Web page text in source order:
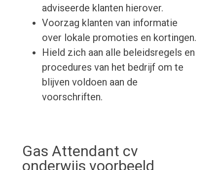
adviseerde klanten hierover.
Voorzag klanten van informatie
over lokale promoties en kortingen.
Hield zich aan alle beleidsregels en
procedures van het bedrijf om te
blijven voldoen aan de
voorschriften.
Gas Attendant cv
onderwijs voorbeeld